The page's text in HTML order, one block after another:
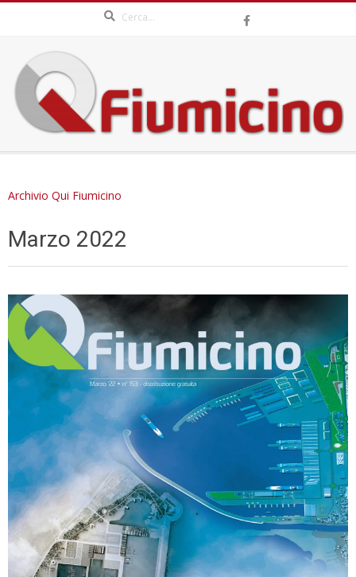
content
QFIUMICINO.COM
Menu
Archivio Qui Fiumicino
Marzo 2022